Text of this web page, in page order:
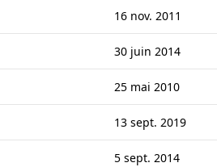
16 nov. 2011
30 juin 2014
25 mai 2010
13 sept. 2019
5 sept. 2014